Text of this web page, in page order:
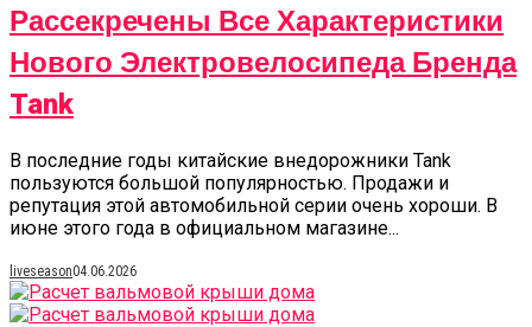
Рассекречены Все Характеристики
Нового Электровелосипеда Бренда
Tank
В последние годы китайские внедорожники Tank
пользуются большой популярностью. Продажи и
репутация этой автомобильной серии очень хороши. В
июне этого года в официальном магазине...
liveseason04.06.2026